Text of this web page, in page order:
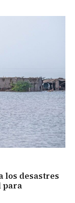
los desastres
para